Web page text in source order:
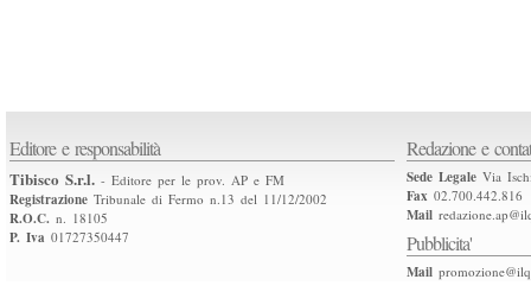
Editore e responsabilità
Tibisco S.r.l. - Editore per le prov. AP e FM
Registrazione Tribunale di Fermo n.13 del 11/12/2002
R.O.C. n. 18105
P. Iva 01727350447
Redazione e
Sede Legale Via
Fax 02.700.442.816
Mail
Pubblicita'
Mail